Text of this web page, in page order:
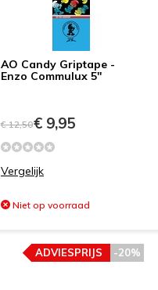
AO Candy Griptape -
Enzo Commulux 5''
€ 12,50€ 9,95
Vergelijk
Niet op voorraad
-20%
ADVIESPRIJS